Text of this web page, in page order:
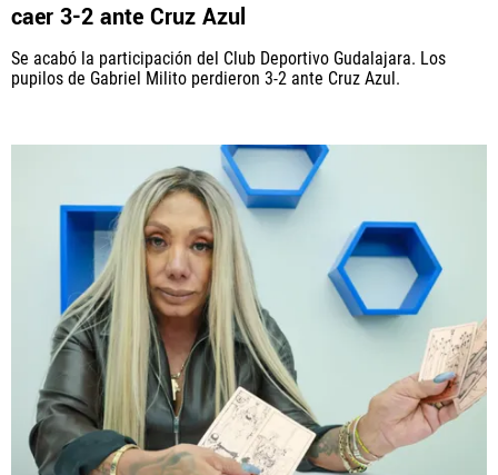
caer 3-2 ante Cruz Azul
Se acabó la participación del Club Deportivo Gudalajara. Los
pupilos de Gabriel Milito perdieron 3-2 ante Cruz Azul.